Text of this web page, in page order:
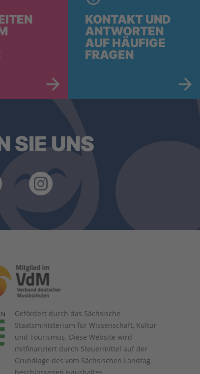
KONTAKT UND
ANTWORTEN
AUF HÄUFIGE
FRAGEN
SIE UNS
Gefördert durch das Sächsische
Staatsministerium für Wissenschaft, Kultur
und Tourismus. Diese Website wird
mitfinanziert durch Steuermittel auf der
Grundlage des vom Sächsischen Landtag